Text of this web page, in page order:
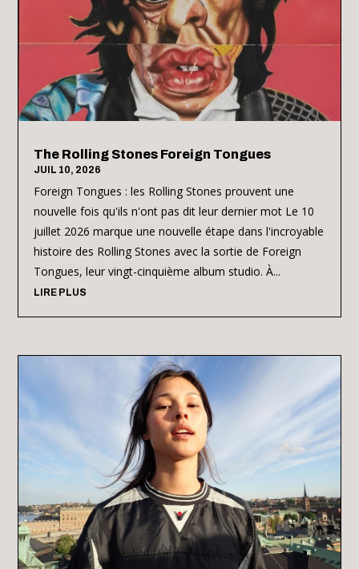
The Rolling Stones Foreign Tongues
JUIL 10, 2026
Foreign Tongues : les Rolling Stones prouvent une
nouvelle fois qu'ils n'ont pas dit leur dernier mot Le 10
juillet 2026 marque une nouvelle étape dans l'incroyable
histoire des Rolling Stones avec la sortie de Foreign
Tongues, leur vingt-cinquième album studio. À...
LIRE PLUS